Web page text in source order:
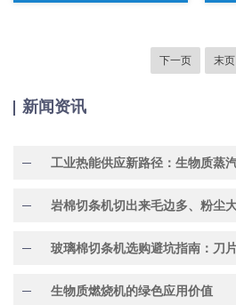
下一页 末页
新闻资讯
生物质燃烧机的绿色应用价值